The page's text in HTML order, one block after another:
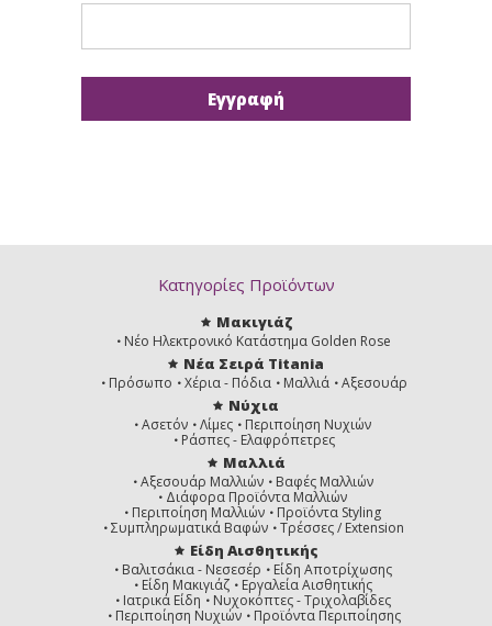
Κατηγορίες Προϊόντων
Μακιγιάζ
Νέο Ηλεκτρονικό Κατάστημα Golden Rose
Νέα Σειρά Titania
Πρόσωπο Χέρια - Πόδια Μαλλιά Αξεσουάρ
Νύχια
Ασετόν Λίμες
Περιποίηση Νυχιών
Ράσπες - Ελαφρόπετρες
Μαλλιά
Αξεσουάρ Μαλλιών
Βαφές Μαλλιών
Διάφορα Προϊόντα Μαλλιών
Περιποίηση Μαλλιών
Προϊόντα Styling
Συμπληρωματικά Βαφών
Τρέσσες / Extension
Είδη Αισθητικής
Βαλιτσάκια - Νεσεσέρ
Είδη Αποτρίχωσης
Είδη Μακιγιάζ
Εργαλεία Αισθητικής
Ιατρικά Είδη
Νυχοκόπτες - Τριχολαβίδες
Περιποίηση Νυχιών
Προϊόντα Περιποίησης